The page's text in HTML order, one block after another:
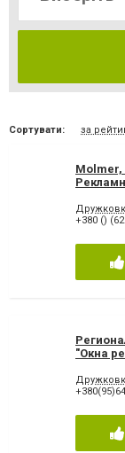
Сортувати: за
Molmer,
+380 ()
"Окна